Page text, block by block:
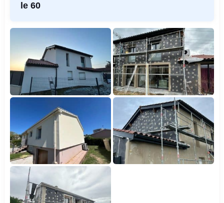
le 60